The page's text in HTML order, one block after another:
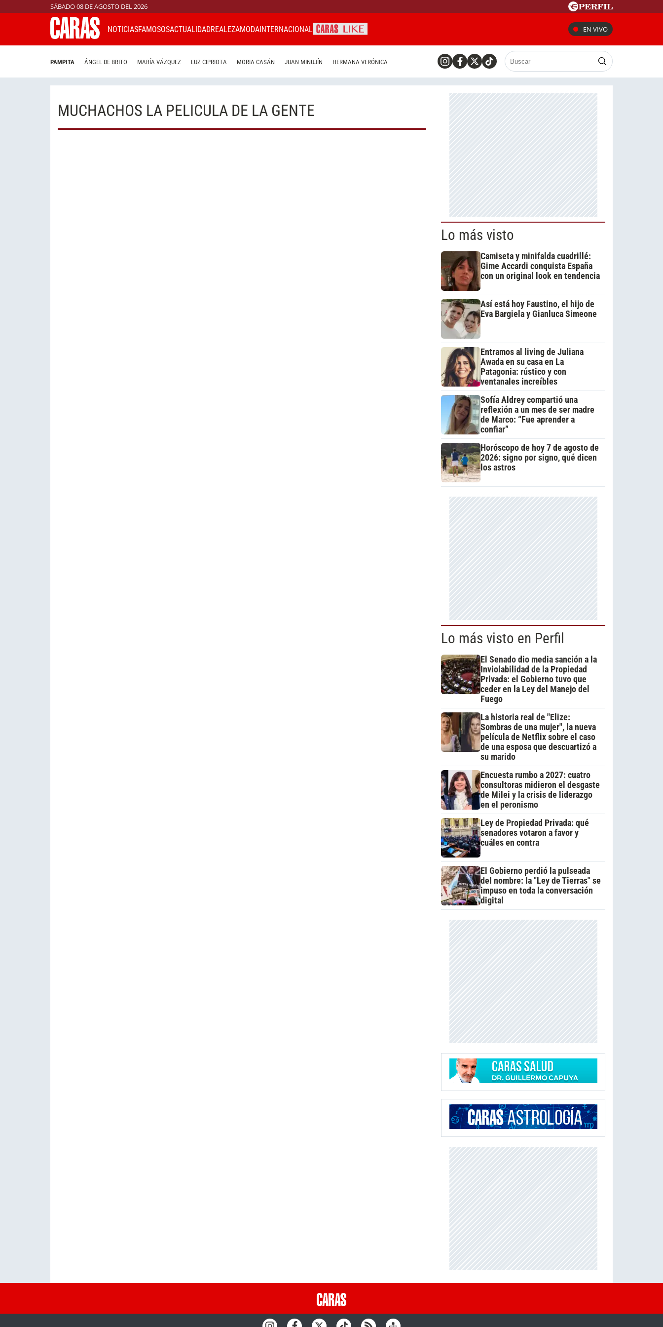
SÁBADO 08 DE AGOSTO DEL 2026
NOTICIASFAMOSOSACTUALIDADREALEZAMODAINTERNACIONAL EN VIVO
PAMPITA ÁNGEL DE BRITO MARÍA VÁZQUEZ LUZ CIPRIOTA MORIA CASÁN JUAN MINUJÍN HERMANA VERÓNICA
MUCHACHOS LA PELICULA DE LA GENTE
Lo más visto
Camiseta y minifalda cuadrillé:
Gime Accardi conquista España
con un original look en tendencia
Así está hoy Faustino, el hijo de
Eva Bargiela y Gianluca Simeone
Entramos al living de Juliana
Awada en su casa en La
Patagonia: rústico y con
ventanales increíbles
Sofía Aldrey compartió una
reflexión a un mes de ser madre
de Marco: “Fue aprender a
confiar”
Horóscopo de hoy 7 de agosto de
2026: signo por signo, qué dicen
los astros
Lo más visto en Perfil
El Senado dio media sanción a la
Inviolabilidad de la Propiedad
Privada: el Gobierno tuvo que
ceder en la Ley del Manejo del
Fuego
La historia real de "Elize:
Sombras de una mujer", la nueva
película de Netflix sobre el caso
de una esposa que descuartizó a
su marido
Encuesta rumbo a 2027: cuatro
consultoras midieron el desgaste
de Milei y la crisis de liderazgo
en el peronismo
Ley de Propiedad Privada: qué
senadores votaron a favor y
cuáles en contra
El Gobierno perdió la pulseada
del nombre: la "Ley de Tierras" se
impuso en toda la conversación
digital